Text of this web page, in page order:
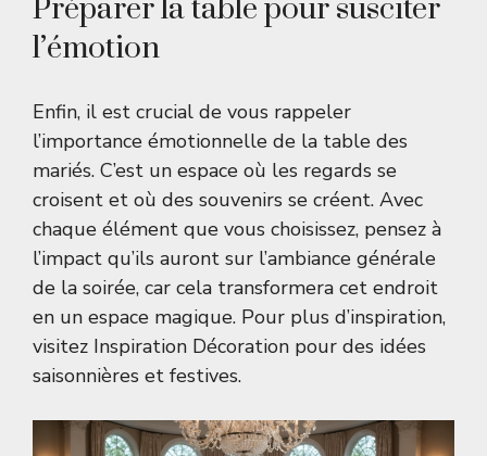
Préparer la table pour susciter
l’émotion
Enfin, il est crucial de vous rappeler
l’importance émotionnelle de la table des
mariés. C’est un espace où les regards se
croisent et où des souvenirs se créent. Avec
chaque élément que vous choisissez, pensez à
l’impact qu’ils auront sur l’ambiance générale
de la soirée, car cela transformera cet endroit
en un espace magique. Pour plus d’inspiration,
visitez Inspiration Décoration pour des idées
saisonnières et festives.